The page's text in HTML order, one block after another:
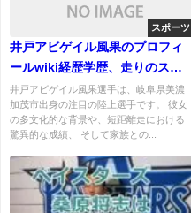
スポーツ
井戸アビゲイル風果のプロフィ
ールwiki経歴学歴、走りのスタ
イルと成績を紹介！両親、姉妹
についても！
井戸アビゲイル風果選手は、岐阜県美濃
加茂市出身の注目の陸上選手です。 彼女
の多文化的な背景や、短距離走における
驚異的な成績、 そして家族との...